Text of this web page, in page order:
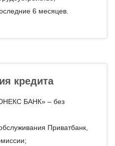
6 месяцев.
кредита
БАНК» – без
Приватбанк,